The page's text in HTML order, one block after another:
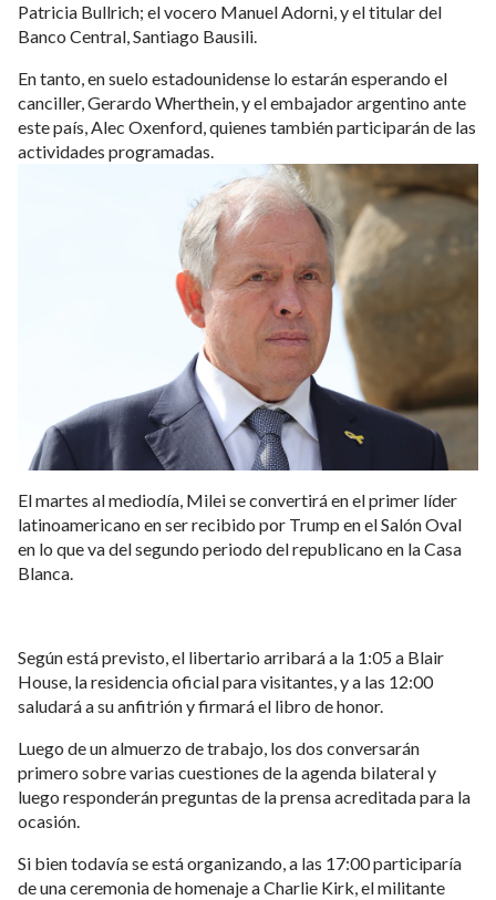
Patricia Bullrich; el vocero Manuel Adorni, y el titular del
Banco Central, Santiago Bausili.
En tanto, en suelo estadounidense lo estarán esperando el
canciller, Gerardo Wherthein, y el embajador argentino ante
este país, Alec Oxenford, quienes también participarán de las
actividades programadas.
El martes al mediodía, Milei se convertirá en el primer líder
latinoamericano en ser recibido por Trump en el Salón Oval
en lo que va del segundo periodo del republicano en la Casa
Blanca.
Según está previsto, el libertario arribará a la 1:05 a Blair
House, la residencia oficial para visitantes, y a las 12:00
saludará a su anfitrión y firmará el libro de honor.
Luego de un almuerzo de trabajo, los dos conversarán
primero sobre varias cuestiones de la agenda bilateral y
luego responderán preguntas de la prensa acreditada para la
ocasión.
Si bien todavía se está organizando, a las 17:00 participaría
de una ceremonia de homenaje a Charlie Kirk, el militante